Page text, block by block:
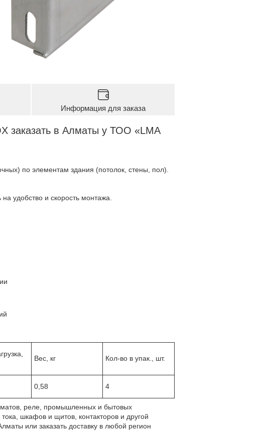
Информация для заказа
заказать в Алматы у ТОО «LMA
по элементам здания (потолок, стены, пол).
удобство и скорость монтажа.
Вес, кг Кол-во в упак., шт.
0,58 4
реле, промышленных и бытовых
шкафов и щитов, контакторов и другой
или заказать доставку в любой регион